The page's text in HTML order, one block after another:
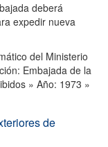
deberá
expedir nueva
del Ministerio
Embajada de la
» Año: 1973 »
de